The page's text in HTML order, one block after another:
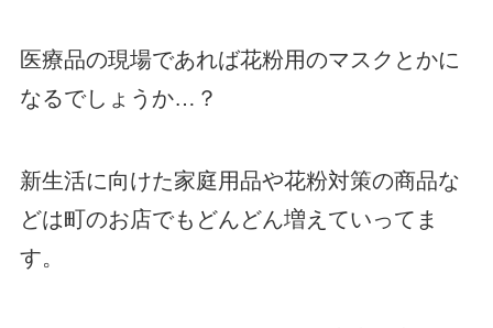
医療品の現場であれば花粉用のマスクとかに
なるでしょうか…？
新生活に向けた家庭用品や花粉対策の商品な
どは町のお店でもどんどん増えていってま
す。